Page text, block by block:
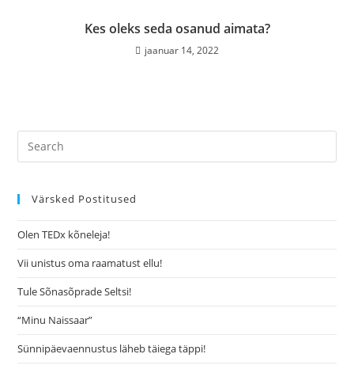
Kes oleks seda osanud aimata?
jaanuar 14, 2022
Värsked Postitused
Olen TEDx kõneleja!
Vii unistus oma raamatust ellu!
Tule Sõnasõprade Seltsi!
“Minu Naissaar”
Sünnipäevaennustus läheb täiega täppi!